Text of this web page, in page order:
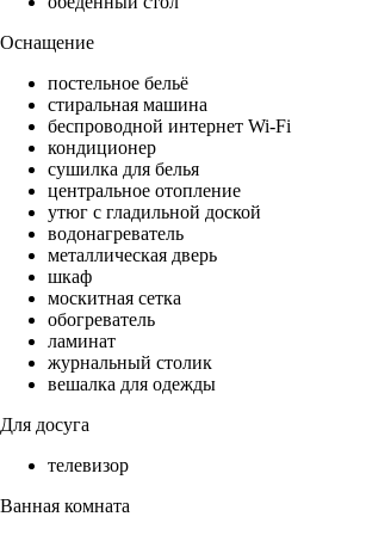
Оснащение
постельное бельё
стиральная машина
беспроводной интернет Wi-Fi
кондиционер
сушилка для белья
центральное отопление
утюг с гладильной доской
водонагреватель
металлическая дверь
шкаф
москитная сетка
обогреватель
ламинат
журнальный столик
вешалка для одежды
Для досуга
телевизор
Ванная комната